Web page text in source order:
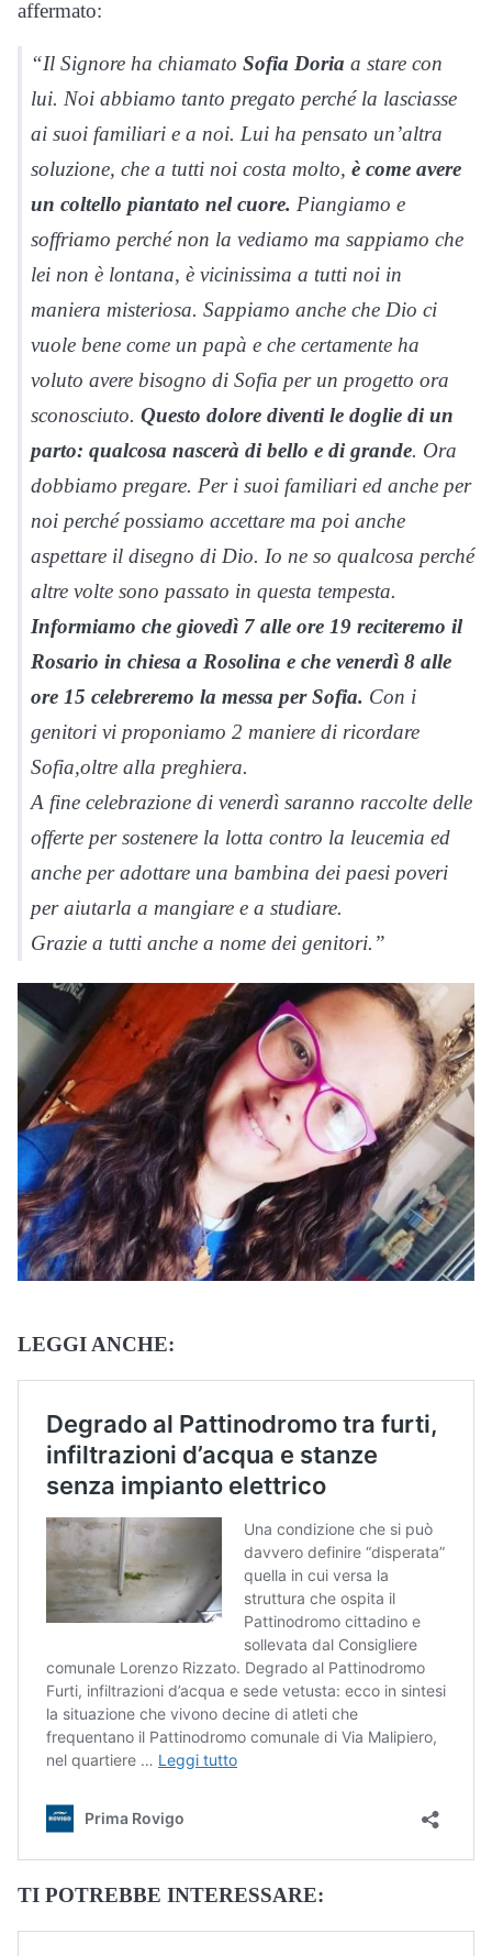
affermato:
“Il Signore ha chiamato Sofia Doria a stare con
lui. Noi abbiamo tanto pregato perché la lasciasse
ai suoi familiari e a noi. Lui ha pensato un’altra
soluzione, che a tutti noi costa molto, è come avere
un coltello piantato nel cuore. Piangiamo e
soffriamo perché non la vediamo ma sappiamo che
lei non è lontana, è vicinissima a tutti noi in
maniera misteriosa. Sappiamo anche che Dio ci
vuole bene come un papà e che certamente ha
voluto avere bisogno di Sofia per un progetto ora
sconosciuto. Questo dolore diventi le doglie di un
parto: qualcosa nascerà di bello e di grande. Ora
dobbiamo pregare. Per i suoi familiari ed anche per
noi perché possiamo accettare ma poi anche
aspettare il disegno di Dio. Io ne so qualcosa perché
altre volte sono passato in questa tempesta.
Informiamo che giovedì 7 alle ore 19 reciteremo il
Rosario in chiesa a Rosolina e che venerdì 8 alle
ore 15 celebreremo la messa per Sofia. Con i
genitori vi proponiamo 2 maniere di ricordare
Sofia,oltre alla preghiera.
A fine celebrazione di venerdì saranno raccolte delle
offerte per sostenere la lotta contro la leucemia ed
anche per adottare una bambina dei paesi poveri
per aiutarla a mangiare e a studiare.
Grazie a tutti anche a nome dei genitori.”
LEGGI ANCHE:
TI POTREBBE INTERESSARE: